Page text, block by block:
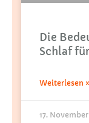
Die
Schlaf
Weiterlesen
17.